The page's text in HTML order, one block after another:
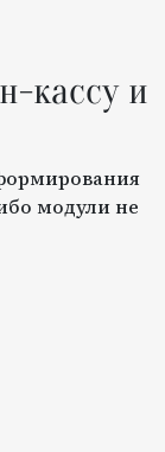
кассу и
модули не